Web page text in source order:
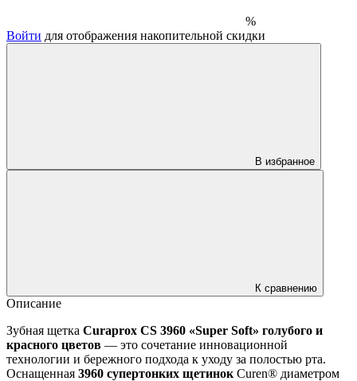
%
Войти для отображения накопительной скидки
В избранное
К сравнению
Описание
Зубная щетка Curaprox CS 3960 «Super Soft» голубого и
красного цветов — это сочетание инновационной
технологии и бережного подхода к уходу за полостью рта.
Оснащенная 3960 супертонких щетинок Curen® диаметром